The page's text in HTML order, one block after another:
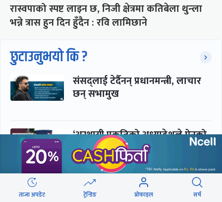
रास्वपाको स्पष्ट लाइन छ, निजी क्षेत्रमा कतिबेला थुन्ला
भन्ने त्रास हुन दिन हुँदैन : रवि लामिछाने
छुटाउनुभयो कि ?
संसद्लाई टेर्दैनन् प्रधानमन्त्री, लाचार
छन् सभामुख
‘अस्थायी प्रकृतिको अध्यादेशले ऐनको
व्यवस्था विस्थापित गर्न सक्दैन’
सरकार-प्रसाईं लुकामारी : छिनमै
ताजा अपडेट ट्रेन्डिङ प्रोफाइल सर्च